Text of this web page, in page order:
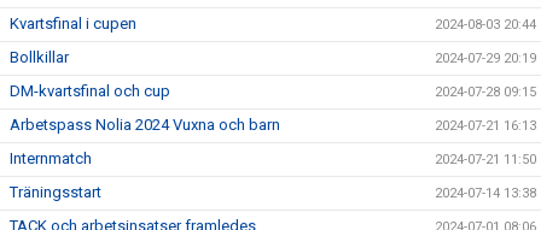
Kvartsfinal i cupen 2024-08-03 20:44
Bollkillar 2024-07-29 20:19
DM-kvartsfinal och cup 2024-07-28 09:15
Arbetspass Nolia 2024 Vuxna och barn 2024-07-21 16:13
Internmatch 2024-07-21 11:50
Träningsstart 2024-07-14 13:38
TACK och arbetsinsatser framledes